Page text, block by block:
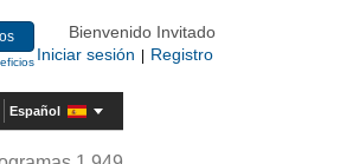
Bienvenido Invitado
Iniciar sesión
Registro
Español